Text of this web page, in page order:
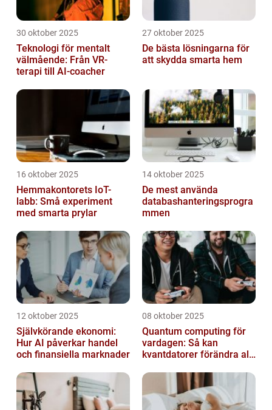
30 oktober 2025
Teknologi för mentalt
välmående: Från VR-
terapi till AI-coacher
27 oktober 2025
De bästa lösningarna för
att skydda smarta hem
16 oktober 2025
Hemmakontorets IoT-
labb: Små experiment
med smarta prylar
14 oktober 2025
De mest använda
databashanteringsprogra
mmen
12 oktober 2025
Självkörande ekonomi:
Hur AI påverkar handel
och finansiella marknader
08 oktober 2025
Quantum computing för
vardagen: Så kan
kvantdatorer förändra allt